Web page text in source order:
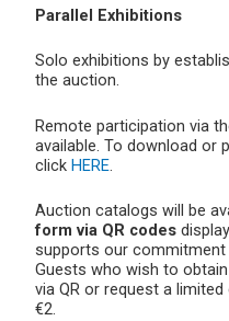
Parallel Exhibitions
Solo exhibitions by
the auction.
Remote participation via
available. To download or
click HERE.
Auction catalogs will be
form via QR codes
supports our commitment
Guests who wish to
via QR or request a
€2.